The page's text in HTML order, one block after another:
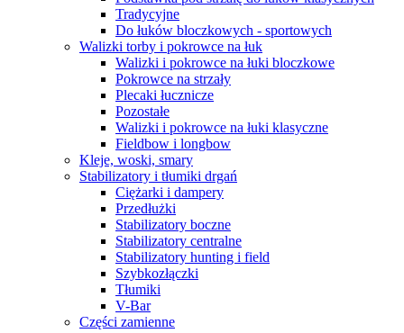
Tradycyjne
Do łuków bloczkowych - sportowych
Walizki torby i pokrowce na łuk
Walizki i pokrowce na łuki bloczkowe
Pokrowce na strzały
Plecaki łucznicze
Pozostałe
Walizki i pokrowce na łuki klasyczne
Fieldbow i longbow
Kleje, woski, smary
Stabilizatory i tłumiki drgań
Ciężarki i dampery
Przedłużki
Stabilizatory boczne
Stabilizatory centralne
Stabilizatory hunting i field
Szybkozłączki
Tłumiki
V-Bar
Części zamienne